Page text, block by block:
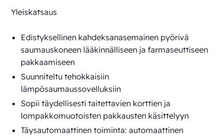
Yleiskatsaus
Edistyksellinen kahdeksanasemainen pyörivä
saumauskoneen lääkinnälliseen ja farmaseuttiseen
pakkaamiseen
Suunniteltu tehokkaisiin
lämpösaumaussovelluksiin
Sopii täydellisesti taitettavien korttien ja
lompakkomuotoisten pakkausten käsittelyyn
Täysautomaattinen toiminta: automaattinen